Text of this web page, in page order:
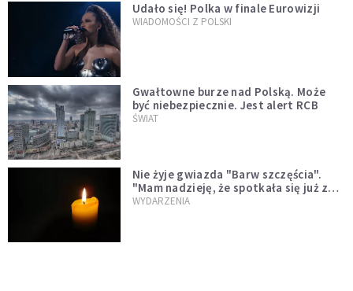
Udało się! Polka w finale Eurowizji
WIADOMOŚCI Z POLSKI
Gwałtowne burze nad Polską. Może
być niebezpiecznie. Jest alert RCB
ŚWIAT
Nie żyje gwiazda "Barw szczęścia".
"Mam nadzieję, że spotkała się już z
Bogiem, którego tak bardzo kochała"
WYDARZENIA